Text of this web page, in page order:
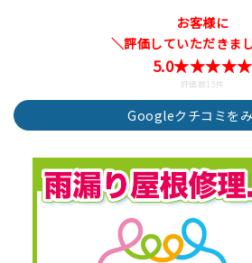
お客様に
＼評価していただきま
5.0★★★★★
評価数15件
Googleクチコミを